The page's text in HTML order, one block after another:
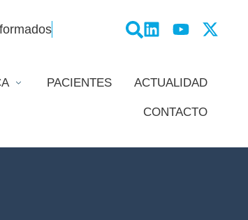
PACIENTES ACTUALIDAD
CONTACTO